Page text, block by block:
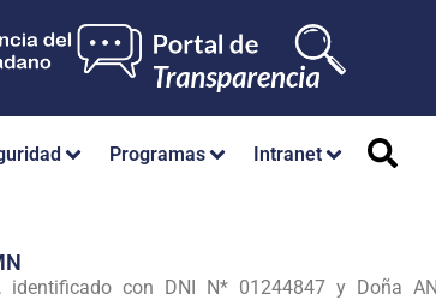
Programas Intranet
identificado con DNI N* 01244847 y Doña